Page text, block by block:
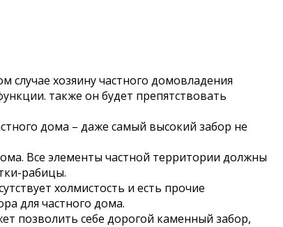
случае хозяину частного домовладения
также он будет препятствовать
дома – даже самый высокий забор не
Все элементы частной территории должны
рабицы.
холмистость и есть прочие
для частного дома.
позволить себе дорогой каменный забор,